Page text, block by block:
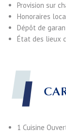
1 Cuisine
Provision sur
Honoraires
Dépôt de
État des lieux